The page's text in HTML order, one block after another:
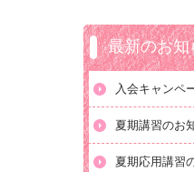
最新のお知
入会キャンペ
夏期講習のお
夏期応用講習